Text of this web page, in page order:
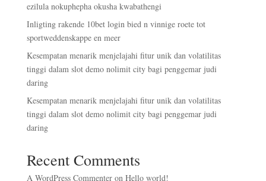
ezilula nokuphepha okusha kwabathengi
Inligting rakende 10bet login bied n vinnige roete tot
sportweddenskappe en meer
Kesempatan menarik menjelajahi fitur unik dan volatilitas
tinggi dalam slot demo nolimit city bagi penggemar judi
daring
Kesempatan menarik menjelajahi fitur unik dan volatilitas
tinggi dalam slot demo nolimit city bagi penggemar judi
daring
Recent Comments
A WordPress Commenteron Hello world!